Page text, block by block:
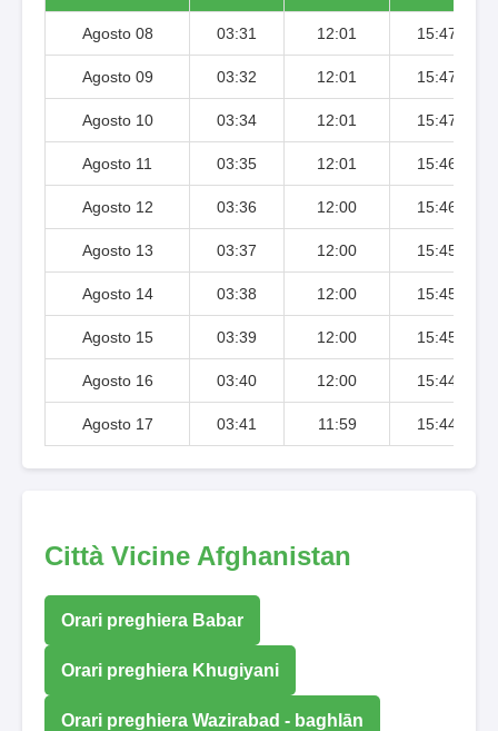
Agosto 08 03:31 12:01 15:47
Agosto 09 03:32 12:01 15:47
Agosto 10 03:34 12:01 15:47
Agosto 11 03:35 12:01 15:46
Agosto 12 03:36 12:00 15:46
Agosto 13 03:37 12:00 15:45
Agosto 14 03:38 12:00 15:45
Agosto 15 03:39 12:00 15:45
Agosto 16 03:40 12:00 15:44
Agosto 17 03:41 11:59 15:44
Città Vicine Afghanistan
Orari preghiera Babar
Orari preghiera Khugiyani
Orari preghiera Wazirabad - baghlān